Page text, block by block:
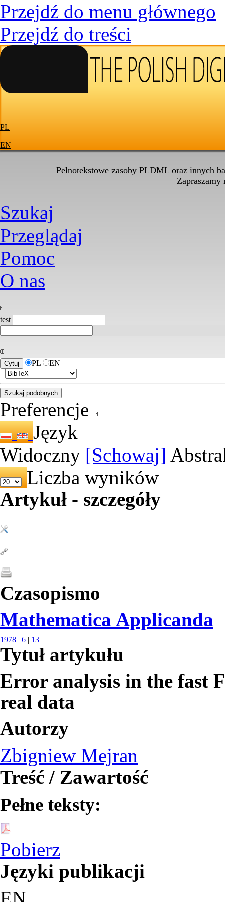
Przejdź do menu głównego
Przejdź do treści
PL
|
EN
Pełnotekstowe zasoby PLDML oraz innych
Zapraszamy
Szukaj
Przeglądaj
Pomoc
O nas
test
PL EN
Preferencje
Język
Widoczny [Schowaj]
Liczba wyników
Artykuł - szczegóły
Czasopismo
Mathematica Applicanda
1978 | 6 | 13 |
Tytuł artykułu
Error analysis in the fast
real data
Autorzy
Zbigniew Mejran
Treść / Zawartość
Pełne teksty:
Pobierz
Języki publikacji